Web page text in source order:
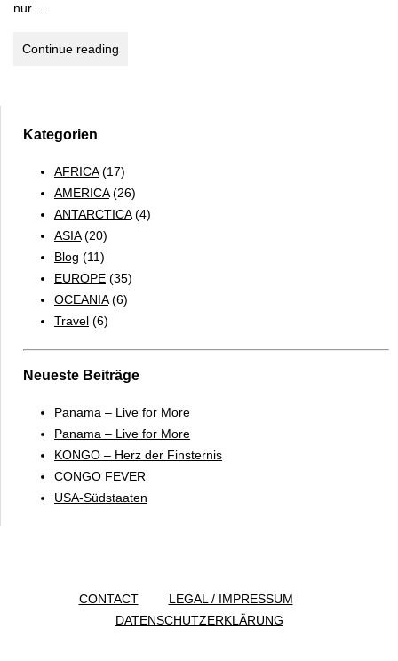
nur …
Continue reading
Kategorien
AFRICA(17)
AMERICA(26)
ANTARCTICA(4)
ASIA(20)
Blog (11)
EUROPE (35)
OCEANIA(6)
Travel (6)
Neueste Beiträge
Panama – Live for More
Panama – Live for More
KONGO – Herz der Finsternis
CONGO FEVER
USA-Südstaaten
CONTACT
LEGAL / IMPRESSUM
DATENSCHUTZERKLÄRUNG